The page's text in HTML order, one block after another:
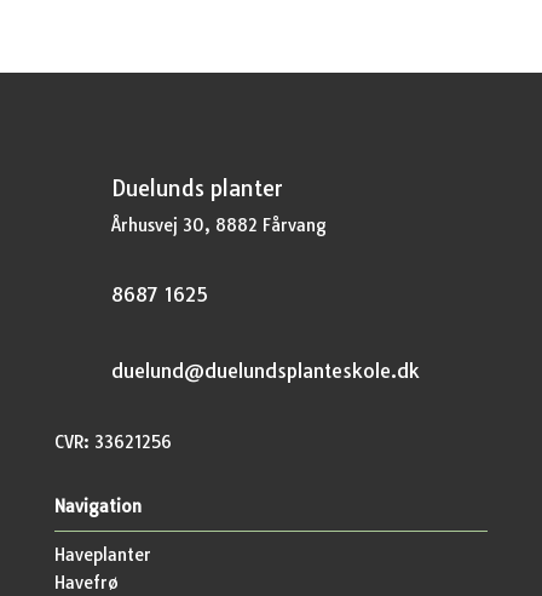
Duelunds planter
Århusvej 30, 8882 Fårvang
8687 1625
duelund@duelundsplanteskole.dk
CVR: 33621256
Navigation
Haveplanter
Havefrø